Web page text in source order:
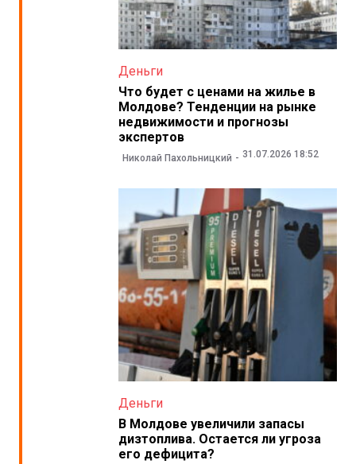
Деньги
Что будет с ценами на жилье в
Молдове? Тенденции на рынке
недвижимости и прогнозы
экспертов
Николай Пахольницкий 31.07.2026 18:52
Деньги
В Молдове увеличили запасы
дизтоплива. Остается ли угроза
его дефицита?